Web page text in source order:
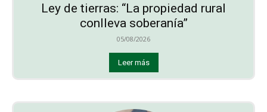
Ley de tierras: “La propiedad rural
conlleva soberanía”
05/08/2026
Leer más